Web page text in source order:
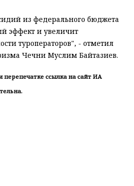
из федерального бюджета
эффект и увеличит
туроператоров", - отметил
Чечни Муслим Байтазиев.
ссылка на сайт ИА